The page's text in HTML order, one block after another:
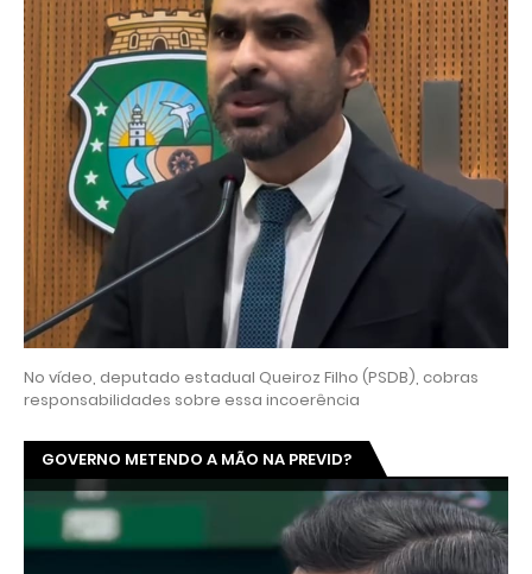
No vídeo, deputado estadual Queiroz Filho (PSDB), cobras
responsabilidades sobre essa incoerência
GOVERNO METENDO A MÃO NA PREVID?